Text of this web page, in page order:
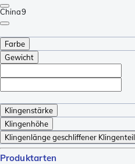
China9
Farbe
Gewicht
Klingenstärke
Klingenhöhe
Klingenlänge geschliffener Klingenteil
Produktarten